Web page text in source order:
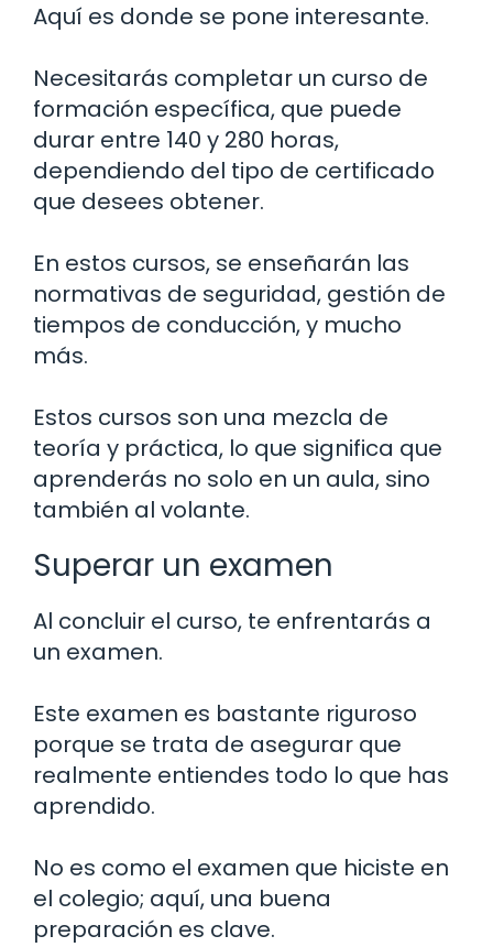
Aquí es donde se pone interesante.
Necesitarás completar un curso de
formación específica, que puede
durar entre 140 y 280 horas,
dependiendo del tipo de certificado
que desees obtener.
En estos cursos, se enseñarán las
normativas de seguridad, gestión de
tiempos de conducción, y mucho
más.
Estos cursos son una mezcla de
teoría y práctica, lo que significa que
aprenderás no solo en un aula, sino
también al volante.
Superar un examen
Al concluir el curso, te enfrentarás a
un examen.
Este examen es bastante riguroso
porque se trata de asegurar que
realmente entiendes todo lo que has
aprendido.
No es como el examen que hiciste en
el colegio; aquí, una buena
preparación es clave.